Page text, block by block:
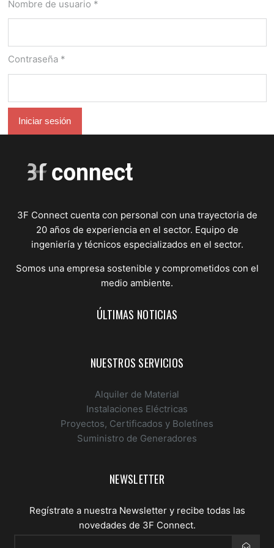
Nombre de usuario *
Contraseña *
Iniciar sesión
3F Connect cuenta con personal con una trayectoria de
20 años de experiencia en el sector. Equipo de
ingeniería y técnicos especializados en el sector.
Somos una empresa sostenible y comprometidos con el
medio ambiente.
ÚLTIMAS NOTICIAS
NUESTROS SERVICIOS
Alquiler de Material
Instalaciones Eléctricas
Proyectos, Certificados y Boletínes
Suministro de Generadores
NEWSLETTER
Regístrate a nuestra Newsletter y recibe todas las
novedades de 3F Connect.